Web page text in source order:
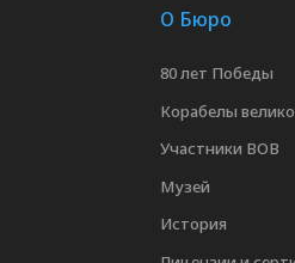
О Бюро
80 лет Победы
Корабелы
Участники ВОВ
Музей
История